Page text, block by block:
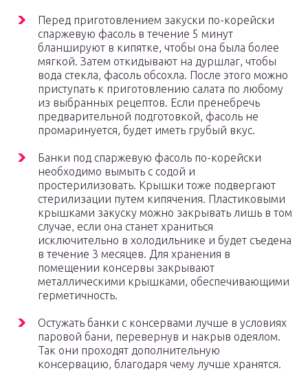
Перед приготовлением закуски по-корейски
спаржевую фасоль в течение 5 минут
бланшируют в кипятке, чтобы она была более
мягкой. Затем откидывают на дуршлаг, чтобы
вода стекла, фасоль обсохла. После этого можно
приступать к приготовлению салата по любому
из выбранных рецептов. Если пренебречь
предварительной подготовкой, фасоль не
промаринуется, будет иметь грубый вкус.
Банки под спаржевую фасоль по-корейски
необходимо вымыть с содой и
простерилизовать. Крышки тоже подвергают
стерилизации путем кипячения. Пластиковыми
крышками закуску можно закрывать лишь в том
случае, если она станет храниться
исключительно в холодильнике и будет съедена
в течение 3 месяцев. Для хранения в
помещении консервы закрывают
металлическими крышками, обеспечивающими
герметичность.
Остужать банки с консервами лучше в условиях
паровой бани, перевернув и накрыв одеялом.
Так они проходят дополнительную
консервацию, благодаря чему лучше хранятся.